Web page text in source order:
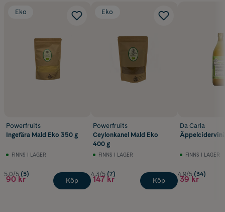
Eko
Powerfruits
Ingefära Mald Eko 350 g
FINNS I LAGER
5.0/5 (5)
90 kr Köp
Eko
Powerfruits
Ceylonkanel Mald Eko
400 g
FINNS I LAGER
4.3/5 (7)
147 kr Köp
Da Carla
FINNS I LAGER
4.9/5 (34)
39 kr